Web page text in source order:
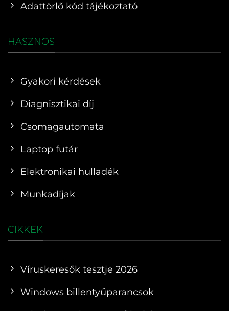
Adattörlő kód tájékoztató
HASZNOS
Gyakori kérdések
Diagnisztikai díj
Csomagautomata
Laptop futár
Elektronikai hulladék
Munkadíjak
CIKKEK
Víruskeresők tesztje 2026
Windows billentyűparancsok